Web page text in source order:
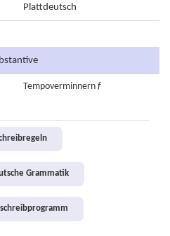
Plattdeutsch
Tempoverminnern f
Grammatik